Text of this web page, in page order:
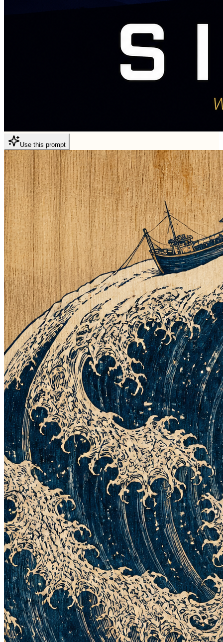
Use this prompt